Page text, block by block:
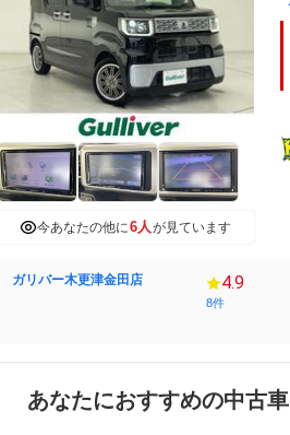
今あなたの他に6人が見ています
ガリバー木更津金田店 4.9
8件
あなたにおすすめの中古車